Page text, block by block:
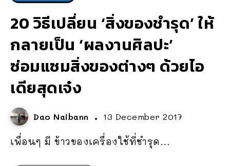
20 วิธีเปลี่ยน ‘สิ่งของชำรุด’ ให้
กลายเป็น ‘ผลงานศิลปะ’
ซ่อมแซมสิ่งของต่างๆ ด้วยไอ
เดียสุดเจ๋ง
Dao Naibann 13 December 2017
เพื่อนๆ มี ข้าวของเครื่องใช้ที่ชำรุด...